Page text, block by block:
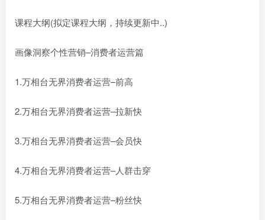
课程大纲(拟定课程大纲，持续更新中..)
画像洞察个性营销–消费者运营篇
1.万相台无界消费者运营–前高
2.万相台无界消费者运营–拉新快
3.万相台无界消费者运营–会员快
4.万相台无界消费者运营–人群击穿
5.万相台无界消费者运营–粉丝快